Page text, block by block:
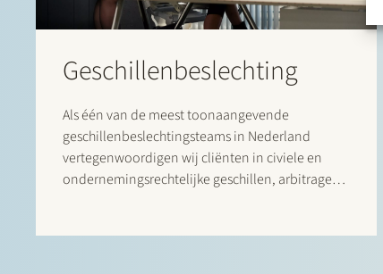
Geschillenbeslechting
Als één van de meest toonaangevende
geschillenbeslechtingsteams in Nederland
vertegenwoordigen wij cliënten in civiele en
ondernemingsrechtelijke geschillen, arbitrages,